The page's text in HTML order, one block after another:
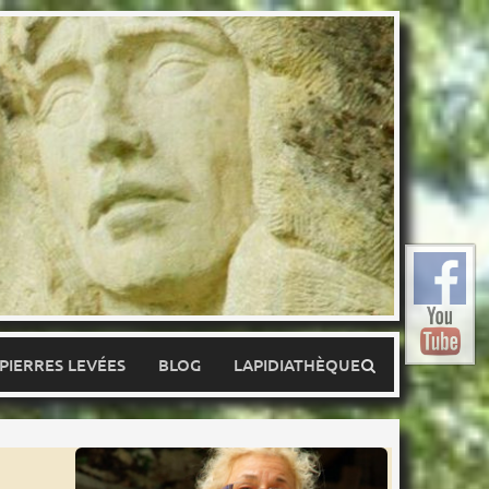
LEVÉES BLOG LAPIDIATHÈQUE